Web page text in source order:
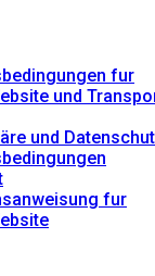
fur
und
und
fur